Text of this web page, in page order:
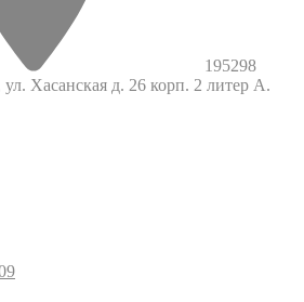
195298
ул. Хасанская д. 26 корп. 2 литер А.